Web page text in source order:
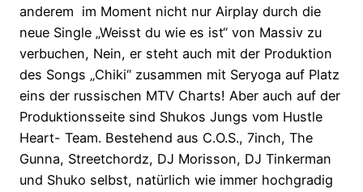
anderem im Moment nicht nur Airplay durch die
neue Single „Weisst du wie es ist“ von Massiv zu
verbuchen, Nein, er steht auch mit der Produktion
des Songs „Chiki“ zusammen mit Seryoga auf Platz
eins der russischen MTV Charts! Aber auch auf der
Produktionsseite sind Shukos Jungs vom Hustle
Heart- Team. Bestehend aus C.O.S., 7inch, The
Gunna, Streetchordz, DJ Morisson, DJ Tinkerman
und Shuko selbst, natürlich wie immer hochgradig